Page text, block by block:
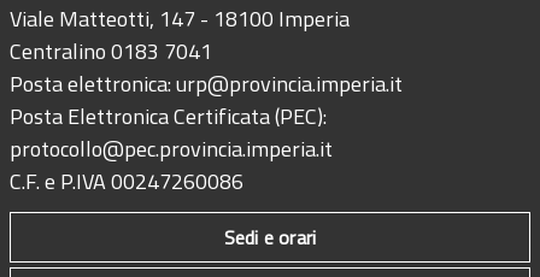
Viale Matteotti, 147 - 18100 Imperia
Centralino 0183 7041
Posta elettronica:urp@provincia.imperia.it
Posta Elettronica Certificata (PEC):
protocollo@pec.provincia.imperia.it
C.F. e P.IVA 00247260086
Sedi e orari